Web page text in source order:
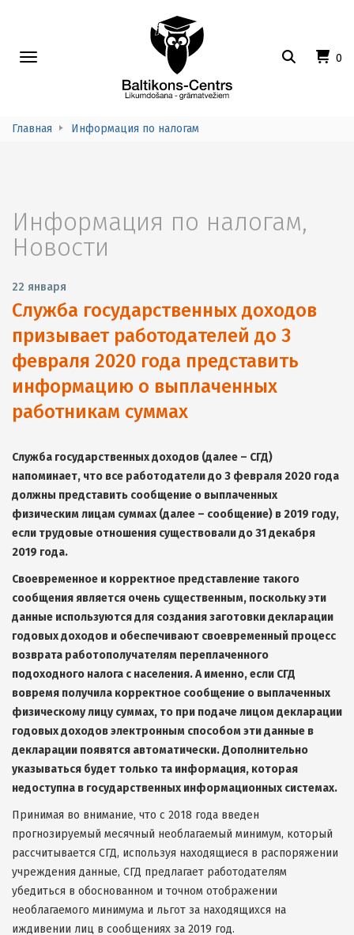
0
Toggle
Главная Информация по налогам
Информация по налогам,
Новости
22 января
Служба государственных доходов
призывает работодателей до 3
февраля 2020 года представить
информацию о выплаченных
работникам суммах
Служба государственных доходов (далее – СГД)
напоминает, что все работодатели до 3 февраля 2020 года
должны представить сообщение о выплаченных
физическим лицам суммах (далее – сообщение) в 2019 году,
если трудовые отношения существовали до 31 декабря
2019 года.
Своевременное и корректное представление такого
сообщения является очень существенным, поскольку эти
данные используются для создания заготовки декларации
годовых доходов и обеспечивают своевременный процесс
возврата работополучателям переплаченного
подоходного налога с населения. А именно, если СГД
вовремя получила корректное сообщение о выплаченных
физическому лицу суммах, то при подаче лицом декларации
годовых доходов электронным способом эти данные в
декларации появятся автоматически. Дополнительно
указываться будет только та информация, которая
недоступна в государственных информационных системах.
Принимая во внимание, что с 2018 года введен
прогнозируемый месячный необлагаемый минимум, который
рассчитывается СГД, используя находящиеся в распоряжении
учреждения данные, СГД предлагает работодателям
убедиться в обоснованном и точном отображении
необлагаемого минимума и льгот за находящихся на
иждивении лиц в сообщениях за 2019 год.